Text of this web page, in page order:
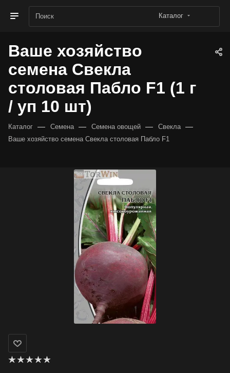
Каталог
Ваше хозяйство
семена Свекла
столовая Пабло F1 (1 г
/ уп 10 шт)
Каталог — Семена — Семена овощей — Свекла —
Ваше хозяйство семена Свекла столовая Пабло F1